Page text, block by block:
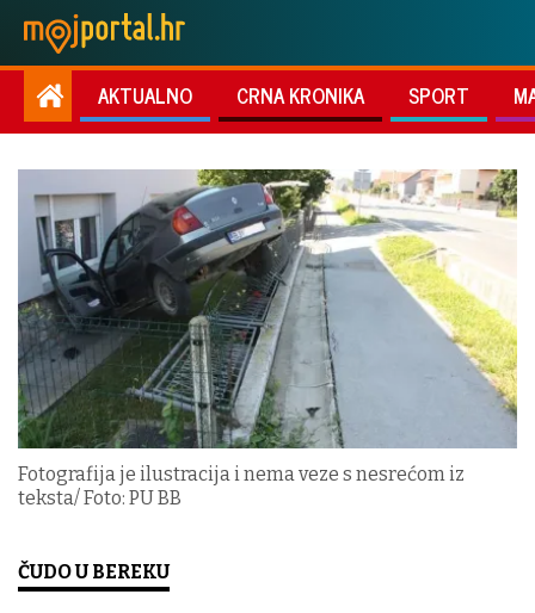
AKTUALNO CRNA KRONIKA SPORT
Fotografija je ilustracija i nema veze s nesrećom iz
teksta/ Foto: PU BB
ČUDO U BEREKU